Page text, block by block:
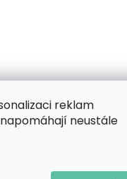
reklam
neustále